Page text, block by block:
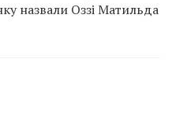
назвали Оззі Матильда